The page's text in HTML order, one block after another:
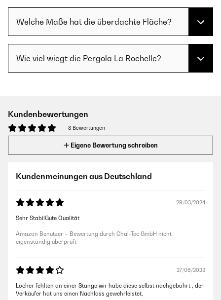
Welche Maße hat die überdachte Fläche?
Wie viel wiegt die Pergola La Rochelle?
Kundenbewertungen
8 Bewertungen
Eigene Bewertung schreiben
Kundenmeinungen aus Deutschland
29/03/2024
Sehr StabilGute Qualität
Amazon Benutzer – Bewertung durch Chal-Tec GmbH nicht
eigenständig überprüft
27/06/2023
Löcher fehlten an einer Stange wir habe diese selbst nachgebohrt , der
Verkäufer hat uns einen Nachlass gewehrleistet,